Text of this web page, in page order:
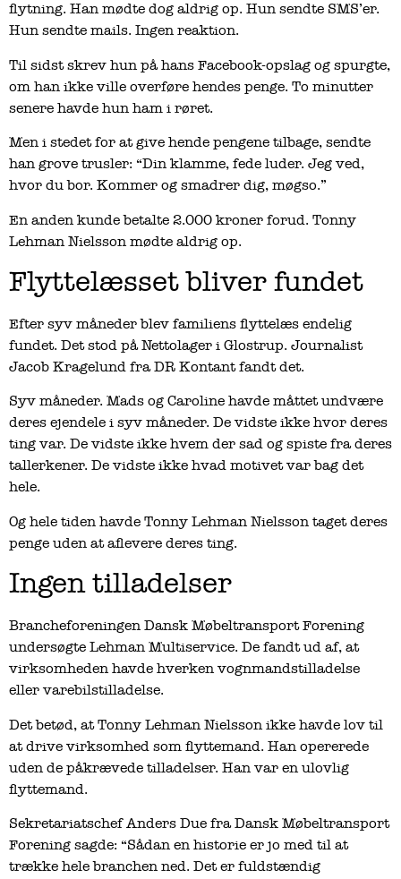
flytning. Han mødte dog aldrig op. Hun sendte SMS’er.
Hun sendte mails. Ingen reaktion.
Til sidst skrev hun på hans Facebook-opslag og spurgte,
om han ikke ville overføre hendes penge. To minutter
senere havde hun ham i røret.
Men i stedet for at give hende pengene tilbage, sendte
han grove trusler: “Din klamme, fede luder. Jeg ved,
hvor du bor. Kommer og smadrer dig, møgso.”
En anden kunde betalte 2.000 kroner forud. Tonny
Lehman Nielsson mødte aldrig op.
Flyttelæsset bliver fundet
Efter syv måneder blev familiens flyttelæs endelig
fundet. Det stod på Nettolager i Glostrup. Journalist
Jacob Kragelund fra DR Kontant fandt det.
Syv måneder. Mads og Caroline havde måttet undvære
deres ejendele i syv måneder. De vidste ikke hvor deres
ting var. De vidste ikke hvem der sad og spiste fra deres
tallerkener. De vidste ikke hvad motivet var bag det
hele.
Og hele tiden havde Tonny Lehman Nielsson taget deres
penge uden at aflevere deres ting.
Ingen tilladelser
Brancheforeningen Dansk Møbeltransport Forening
undersøgte Lehman Multiservice. De fandt ud af, at
virksomheden havde hverken vognmandstilladelse
eller varebilstilladelse.
Det betød, at Tonny Lehman Nielsson ikke havde lov til
at drive virksomhed som flyttemand. Han opererede
uden de påkrævede tilladelser. Han var en ulovlig
flyttemand.
Sekretariatschef Anders Due fra Dansk Møbeltransport
Forening sagde: “Sådan en historie er jo med til at
trække hele branchen ned. Det er fuldstændig